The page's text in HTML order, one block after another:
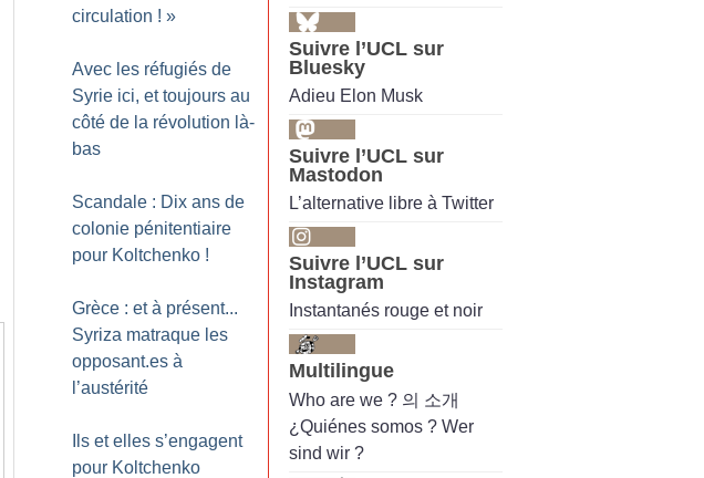
circulation ! »
Avec les réfugiés de
Syrie ici, et toujours au
côté de la révolution là-
bas
Scandale : Dix ans de
colonie pénitentiaire
pour Koltchenko !
Grèce : et à présent...
Syriza matraque les
opposant.es à
l’austérité
Ils et elles s’engagent
pour Koltchenko
Suivre l’UCL sur
Bluesky
Adieu Elon Musk
Suivre l’UCL sur
Mastodon
L’alternative libre à Twitter
Suivre l’UCL sur
Instagram
Instantanés rouge et noir
Multilingue
Who are we ? 의 소개
¿Quiénes somos ? Wer
sind wir ?